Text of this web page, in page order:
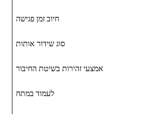
חיוב זמן פגישה
סוג שידור אותות
אמצעי זהירות בשיטת החיבור
לעמוד במתח